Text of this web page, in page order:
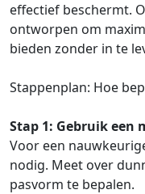
effectief beschermt.
ontworpen om
bieden zonder in te
Stappenplan: Hoe
Stap 1: Gebruik een
Voor een
nodig. Meet over
pasvorm te bepalen.